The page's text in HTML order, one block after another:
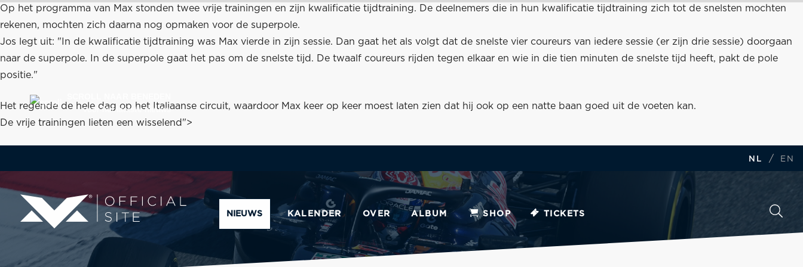
Op het programma van Max stonden twee vrije trainingen en zijn kwalificatie tijdtraining. De deelnemers die in hun kwalificatie tijdtraining zich tot de snelsten mochten
rekenen, mochten zich daarna nog opmaken voor de superpole.
Jos legt uit: "In de kwalificatie tijdtraining was Max vierde in zijn sessie. Dan gaat het als volgt dat de snelste vier coureurs van iedere sessie (er zijn drie sessie) doorgaan
naar de superpole. In de superpole gaat het pas om de snelste tijd. De twaalf coureurs rijden tegen elkaar en wie in die tien minuten de snelste tijd heeft, pakt de pole
positie."
Het regende de hele dag op het Italiaanse circuit, waardoor Max keer op keer moest laten zien dat hij ook op een natte baan goed uit de voeten kan.
De vrije trainingen lieten een wisselend">
NL / EN
NIEUWS KALENDER OVER ALBUM SHOP TICKETS
voor het laatste nieuws